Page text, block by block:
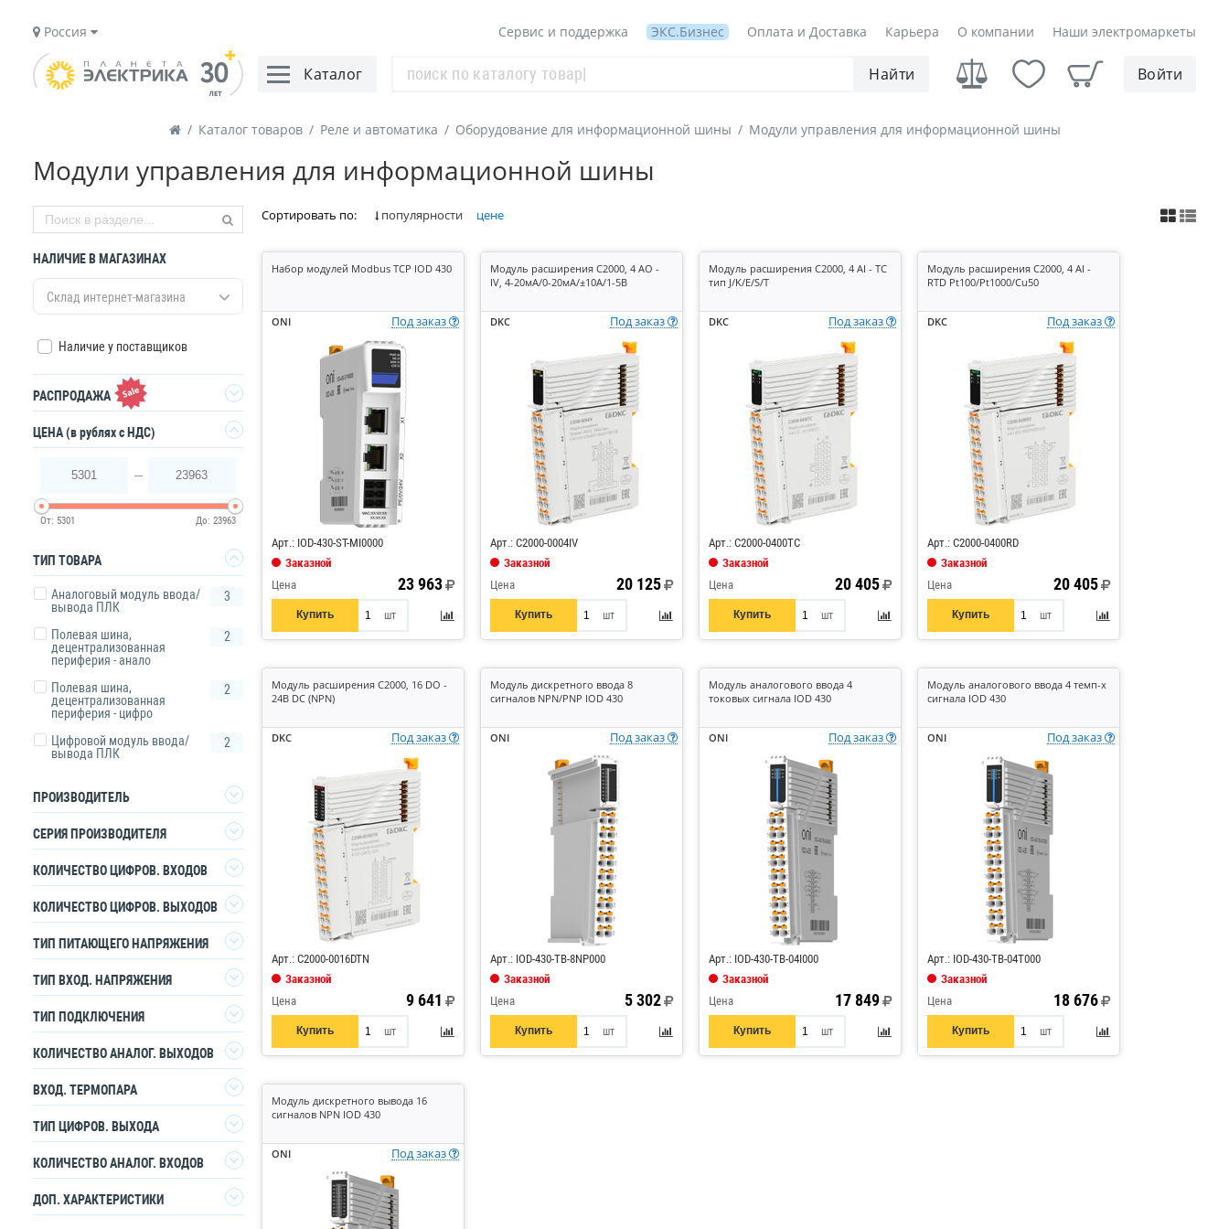
Россия Сервис и поддержка ЭКС.Бизнес Оплата и Доставка Карьера О компании Наши электромаркеты
Каталог Найти Войти
/ Каталог товаров / Реле и автоматика / Оборудование для информационной шины / Модули управления для информационной шины
Модули управления для информационной шины
Сортировать по: популярности цене
Набор модулей Modbus TCP IOD 430
ONI Под заказ
Арт.: IOD-430-ST-MI0000
Заказной
Цена
23 963
Купить шт
Модуль расширения C2000, 4 AO -
IV, 4-20мА/0-20мА/±10А/1-5В
DKC Под заказ
Арт.: C2000-0004IV
Заказной
Цена
20 125
Купить шт
Модуль расширения C2000, 4 AI - TC
тип J/K/E/S/T
DKC Под заказ
Арт.: C2000-0400TC
Заказной
Цена
20 405
Купить шт
Модуль расширения C2000, 4 AI -
RTD Pt100/Pt1000/Cu50
DKC Под заказ
Код: 882989
Арт.: C2000-0400RD
Заказной
Цена
20 405
Купить шт
Модуль расширения C2000, 16 DO -
24В DC (NPN)
DKC Под заказ
Арт.: C2000-0016DTN
Заказной
Цена
9 641
Купить шт
Модуль дискретного ввода 8
сигналов NPN/PNP IOD 430
ONI Под заказ
Арт.: IOD-430-TB-8NP000
Заказной
Цена
5 302
Купить шт
Модуль аналогового ввода 4
токовых сигнала IOD 430
ONI Под заказ
Арт.: IOD-430-TB-04I000
Заказной
Цена
17 849
Купить шт
Модуль аналогового ввода 4 темп-х
сигнала IOD 430
ONI Под заказ
Арт.: IOD-430-TB-04T000
Заказной
Цена
18 676
Купить шт
Модуль дискретного вывода 16
сигналов NPN IOD 430
ONI Под заказ
НАЛИЧИЕ В МАГАЗИНАХ
Склад интернет-магазина
Наличие у поставщиков
РАСПРОДАЖА
Да
ЦЕНА(в рублях с НДС)
5301 23963
От: 5301 До: 23963
ТИП ТОВАРА
Аналоговый модуль ввода/
вывода ПЛК
3
Полевая шина,
децентрализованная
периферия - анало
2
Полевая шина,
децентрализованная
периферия - цифро
2
Цифровой модуль ввода/
вывода ПЛК
2
ПРОИЗВОДИТЕЛЬ
DKC
4
5
СЕРИЯ ПРОИЗВОДИТЕЛЯ
IOD 430 4
КОЛИЧЕСТВО ЦИФРОВ. ВХОДОВ
0
1
1
16
1
КОЛИЧЕСТВО ЦИФРОВ. ВЫХОДОВ
0
2
1
ТИП ПИТАЮЩЕГО НАПРЯЖЕНИЯ
DC (постоян.) 3
ТИП ВХОД. НАПРЯЖЕНИЯ
DC (постоян.) 3
ТИП ПОДКЛЮЧЕНИЯ
Винтовое соединение
2
4
КОЛИЧЕСТВО АНАЛОГ. ВЫХОДОВ
0
2
1
ВХОД. ТЕРМОПАРА
Да 1
Неважно
ТИП ЦИФРОВ. ВЫХОДА
Нет (без) 1
КОЛИЧЕСТВО АНАЛОГ. ВХОДОВ
0
1
ДОП. ХАРАКТЕРИСТИКИ